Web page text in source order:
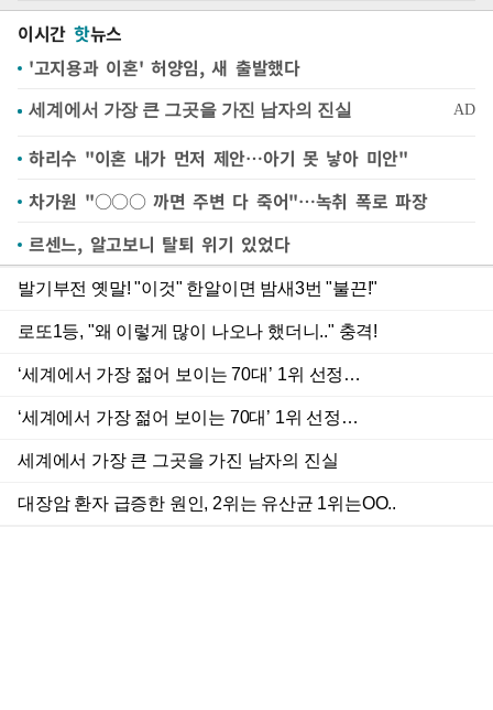
이시간 핫뉴스
'고지용과 이혼' 허양임, 새 출발했다
하리수 "이혼 내가 먼저 제안…아기 못 낳아 미안"
차가원 "○○○ 까면 주변 다 죽어"…녹취 폭로 파장
르센느, 알고보니 탈퇴 위기 있었다